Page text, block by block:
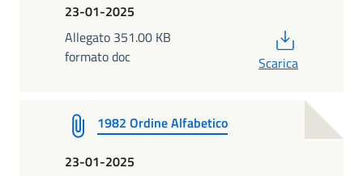
23-01-2025
Allegato 351.00 KB
formato doc
Scarica
1982 Ordine Alfabetico
23-01-2025